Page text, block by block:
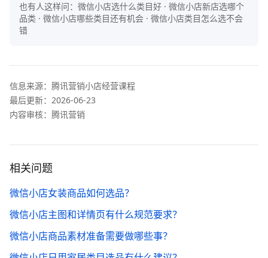
也有人这样问： 微信小店选什么类目好 · 微信小店新店选哪个
品类 · 微信小店哪些类目还有机会 · 微信小店类目怎么选不会
错
信息来源： 腾讯营销小店经营课程
最后更新： 2026-06-23
内容审核：腾讯营销
相关问题
微信小店女装商品如何选品？
微信小店主图和详情页有什么规范要求？
微信小店商品素材准备需要做哪些事？